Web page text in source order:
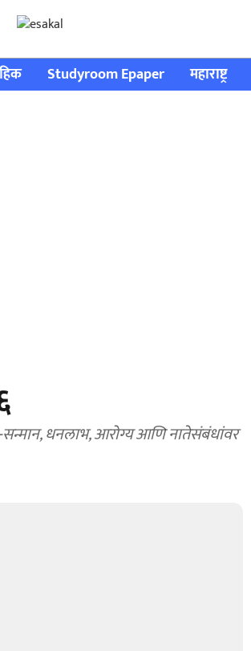
Studyroom Epaper महाराष्ट्र
सन्मान, धनलाभ, आरोग्य आणि नातेसंबंधांवर